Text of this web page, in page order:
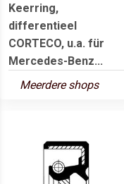
Keerring,
differentieel
CORTECO, u.a. für
Mercedes-Benz...
Meerdere shops